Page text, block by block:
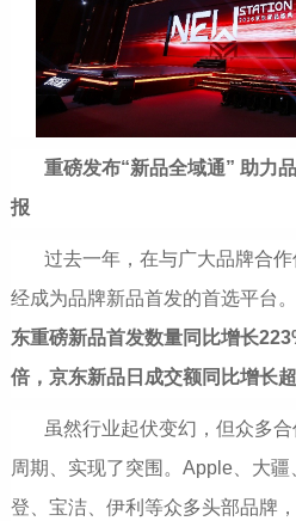
重磅发布“新品全域通” 助力
报
过去一年，在与广大品牌合
经成为品牌新品首发的首选平台
东重磅新品首发数量同比增长
倍，京东新品日 成交额同比增长
虽然行业起伏变幻，但众多
周期、实现了突围。Apple、大
登、宝洁、伊利等众多头部品牌